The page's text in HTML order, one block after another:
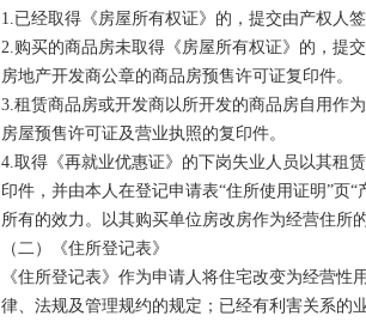
8、公司营业执照正副本。
注：  1、依照《公司法》、《公司登记管理条
2、《公司变更登记申请书》、《指定代表或
可以通过工商局网站下载或者到工商行政管理机
3、提交的申请书与其它申请材料应当使用A4
以上各项未注明提交复印件的，应当提交原件
署，或者由其指定的代表或委托的代理人加盖公
1.已经取得《房屋所有权证》的，提交由产权人
2.购买的商品房未取得《房屋所有权证》的，提
房地产开发商公章的商品房预售许可证复印件。
3.租赁商品房或开发商以所开发的商品房自用作
房屋预售许可证及营业执照的复印件。
4.取得《再就业优惠证》的下岗失业人员以其租
印件，并由本人在登记申请表“住所使用证明”页
所有的效力。以其购买单位房改房作为经营住所
（二）《住所登记表》
《住所登记表》作为申请人将住宅改变为经营
律、法规及管理规约的规定；已经有利害关系的